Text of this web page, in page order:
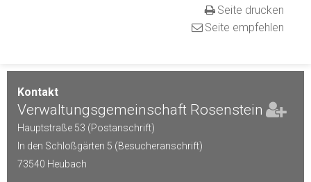
Kontakt
Verwaltungsgemeinschaft Rosenstein
Hauptstraße 53 (Postanschrift)
In den Schloßgärten 5 (Besucheranschrift)
73540 Heubach
Seite drucken
Seite empfehlen